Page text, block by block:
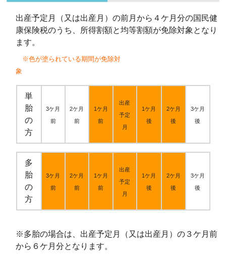
出産予定月（又は出産月）の前月から４ケ月分の国民健
康保険税のうち、所得割額と均等割額が免除対象となり
ます。
※色が塗られている期間が免除対
象
単
胎
の
方
3ケ月
前
2ケ月
前
1ケ月
前
出産
予定
月
1ケ月
後
2ケ月
後
3ケ月
後
多
胎
の
方
3ケ月
前
2ケ月
前
1ケ月
前
出産
予定
月
1ケ月
後
2ケ月
後
3ケ月
後
※多胎の場合は、出産予定月（又は出産月）の３ケ月前
から６ケ月分となります。